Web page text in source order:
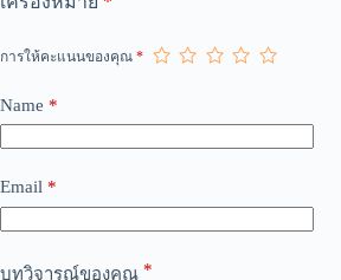
การให้คะแนนของคุณ *
Name *
Email *
บทวิจารณ์ของคุณ *
t
r
a
t
e